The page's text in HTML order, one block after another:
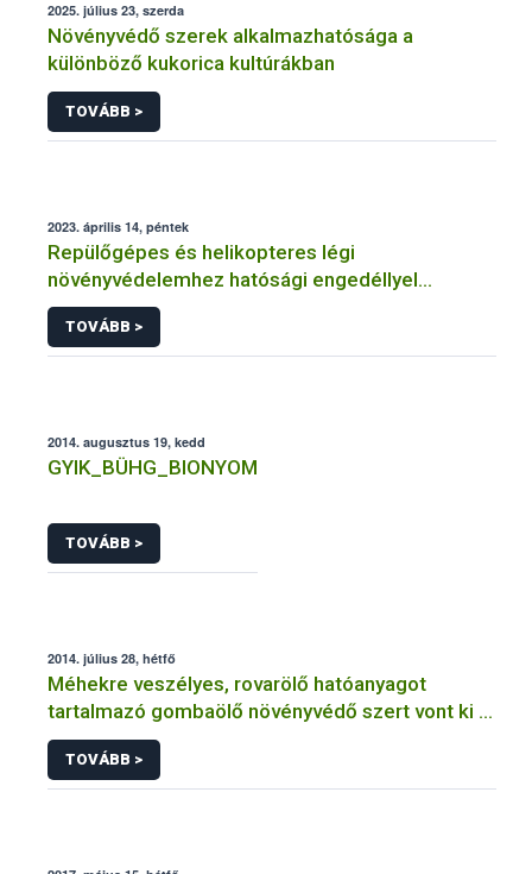
2025. július 23, szerda
Növényvédő szerek alkalmazhatósága a
különböző kukorica kultúrákban
TOVÁBB >
2023. április 14, péntek
Repülőgépes és helikopteres légi
növényvédelemhez hatósági engedéllyel
rendelkező szervezetek
TOVÁBB >
2014. augusztus 19, kedd
GYIK_BÜHG_BIONYOM
TOVÁBB >
2014. július 28, hétfő
Méhekre veszélyes, rovarölő hatóanyagot
tartalmazó gombaölő növényvédő szert vont ki a
forgalomból a NÉBIH
TOVÁBB >